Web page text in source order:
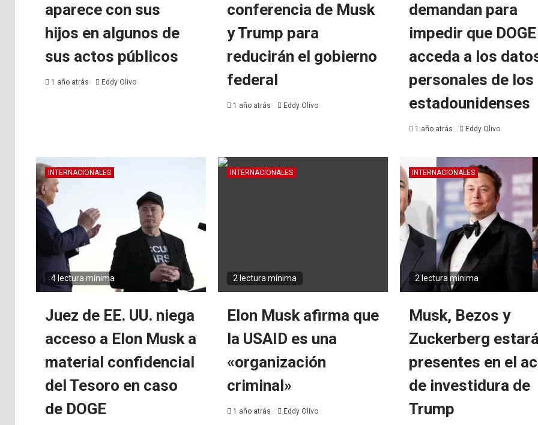
aparece con sus
hijos en algunos de
sus actos públicos
1 año atrás Eddy Olivo
conferencia de Musk
y Trump para
reducirán el gobierno
federal
1 año atrás Eddy Olivo
demandan para
impedir que DOGE
acceda a los
personales de los
estadounidenses
1 año atrás Eddy Olivo
INTERNACIONALES
4 lectura mínima
Juez de EE. UU. niega
acceso a Elon Musk a
material confidencial
del Tesoro en caso
de DOGE
INTERNACIONALES
2 lectura mínima
Elon Musk afirma que
la USAID es una
«organización
criminal»
1 año atrás Eddy Olivo
INTERNACIONALES
2 lectura mínima
Musk, Bezos y
Zuckerberg
presentes en el
de investidura de
Trump